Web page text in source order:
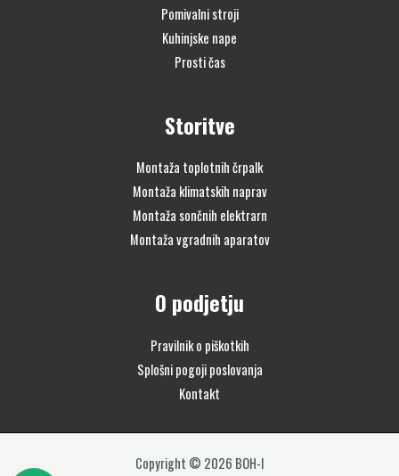
Pomivalni stroji
Kuhinjske nape
Prosti čas
Storitve
Montaža toplotnih črpalk
Montaža klimatskih naprav
Montaža sončnih elektrarn
Montaža vgradnih aparatov
O podjetju
Pravilnik o piškotkih
Splošni pogoji poslovanja
Kontakt
Copyright © 2026 BOH-I